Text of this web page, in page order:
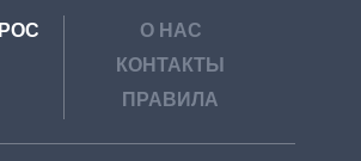
РОС
О НАС
КОНТАКТЫ
ПРАВИЛА